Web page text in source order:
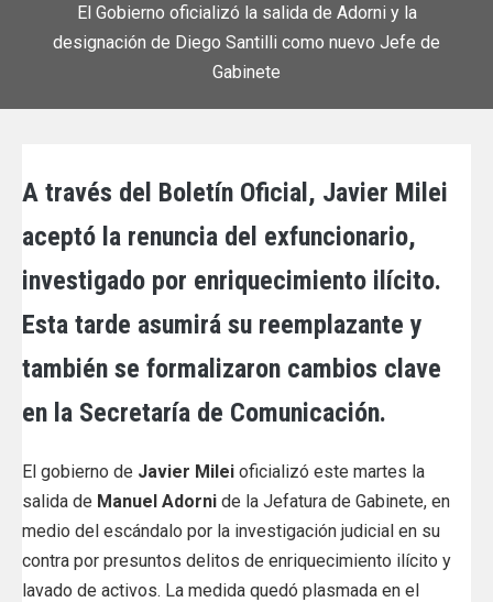
El Gobierno oficializó la salida de Adorni y la
designación de Diego Santilli como nuevo Jefe de
Gabinete
A través del Boletín Oficial, Javier Milei
aceptó la renuncia del exfuncionario,
investigado por enriquecimiento ilícito.
Esta tarde asumirá su reemplazante y
también se formalizaron cambios clave
en la Secretaría de Comunicación.
El gobierno de Javier Milei oficializó este martes la
salida de Manuel Adorni de la Jefatura de Gabinete, en
medio del escándalo por la investigación judicial en su
contra por presuntos delitos de enriquecimiento ilícito y
lavado de activos. La medida quedó plasmada en el